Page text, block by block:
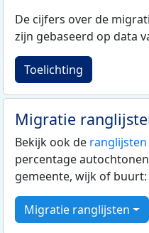
De cijfers over de
zijn gebaseerd op data
Toelichting
Migratie
Bekijk ook de ranglijsten
percentage
gemeente, wijk of buurt:
Migratie ranglijsten